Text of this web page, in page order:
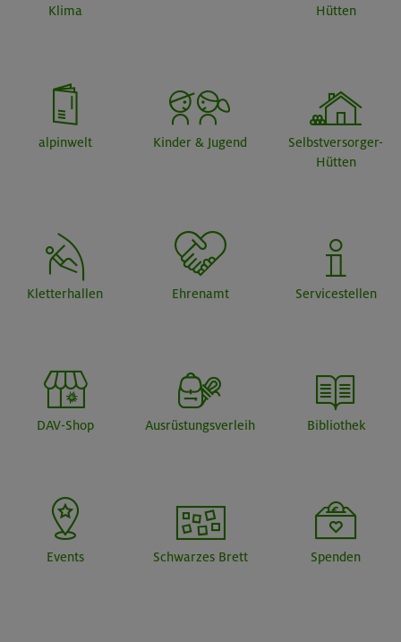
Klima
Hütten
alpinwelt Kinder & Jugend
Selbstversorger-
Hütten
Kletterhallen Ehrenamt Servicestellen
DAV-Shop Ausrüstungsverleih Bibliothek
Events Schwarzes Brett Spenden